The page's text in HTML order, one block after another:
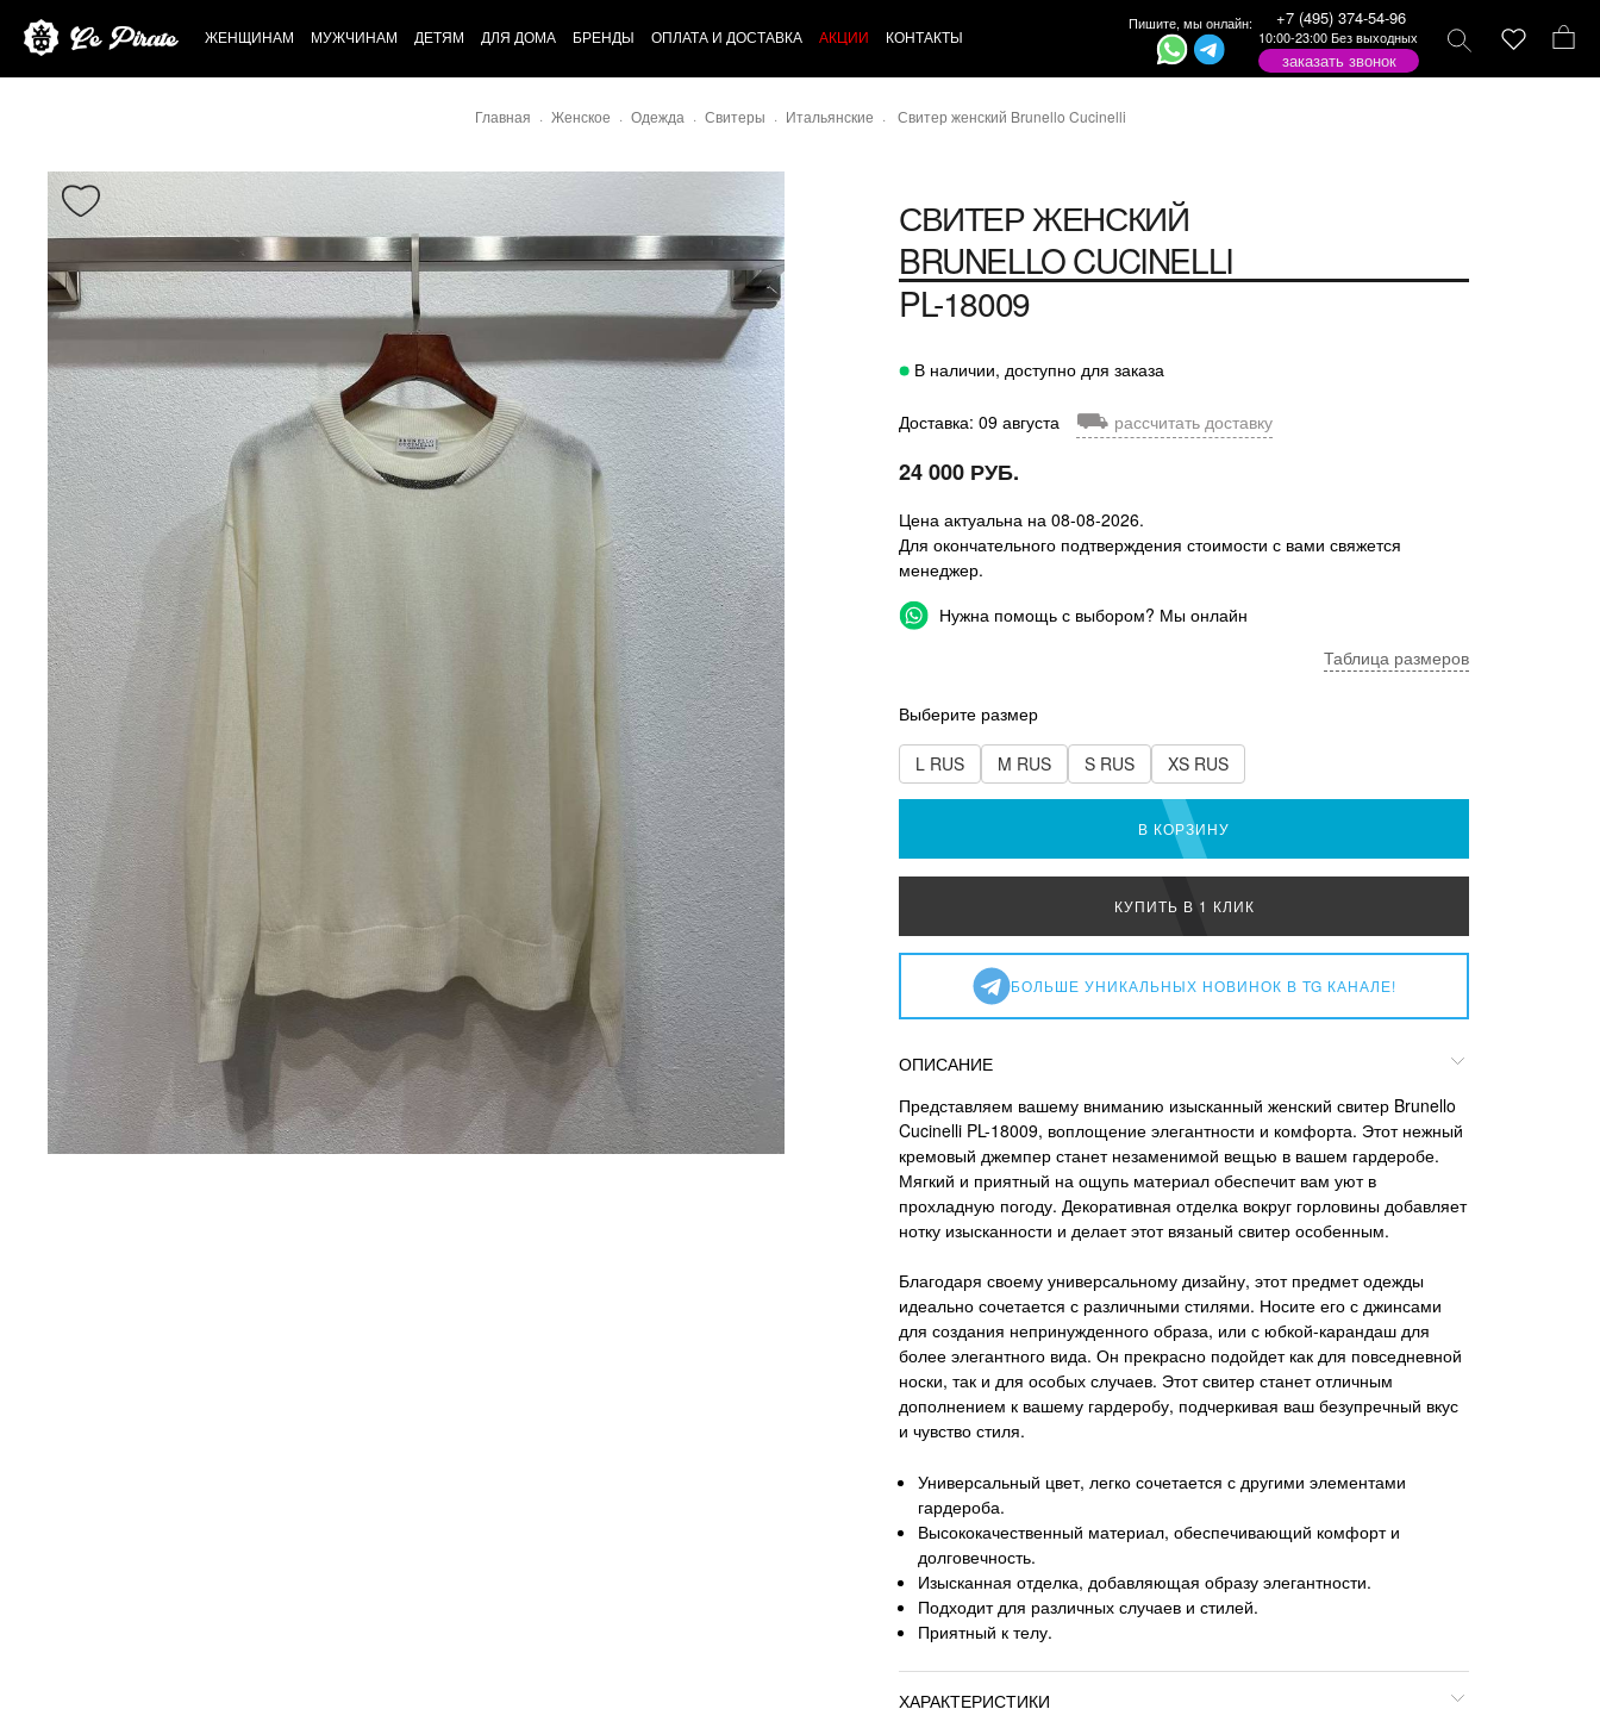
ЖЕНЩИНАМ МУЖЧИНАМ ДЕТЯМ ДЛЯ ДОМА БРЕНДЫ ОПЛАТА И ДОСТАВКА АКЦИИ КОНТАКТЫ
Пишите, мы онлайн: +7 (495) 374-54-96
10:00-23:00 Без выходных
заказать звонок
Главная Женское Одежда Свитеры Итальянские Свитер женский Brunello Cucinelli
СВИТЕР ЖЕНСКИЙ
BRUNELLO CUCINELLI
PL-18009
В наличии, доступно для заказа
Доставка: 09 августа ⛟ рассчитать доставку
24 000 РУБ.
Цена актуальна на 08-08-2026.
Для окончательного подтверждения стоимости с вами свяжется
менеджер.
Нужна помощь с выбором? Мы онлайн
Таблица размеров
Выберите размер
L RUS M RUS S RUS XS RUS
В КОРЗИНУ
КУПИТЬ В 1 КЛИК
БОЛЬШЕ УНИКАЛЬНЫХ НОВИНОК В TG КАНАЛЕ!
ОПИСАНИЕ
Представляем вашему вниманию изысканный женский свитер Brunello
Cucinelli PL-18009, воплощение элегантности и комфорта. Этот нежный
кремовый джемпер станет незаменимой вещью в вашем гардеробе.
Мягкий и приятный на ощупь материал обеспечит вам уют в
прохладную погоду. Декоративная отделка вокруг горловины добавляет
нотку изысканности и делает этот вязаный свитер особенным.
Благодаря своему универсальному дизайну, этот предмет одежды
идеально сочетается с различными стилями. Носите его с джинсами
для создания непринужденного образа, или с юбкой-карандаш для
более элегантного вида. Он прекрасно подойдет как для повседневной
носки, так и для особых случаев. Этот свитер станет отличным
дополнением к вашему гардеробу, подчеркивая ваш безупречный вкус
и чувство стиля.
Универсальный цвет, легко сочетается с другими элементами
гардероба.
Высококачественный материал, обеспечивающий комфорт и
долговечность.
Изысканная отделка, добавляющая образу элегантности.
Подходит для различных случаев и стилей.
Приятный к телу.
ХАРАКТЕРИСТИКИ